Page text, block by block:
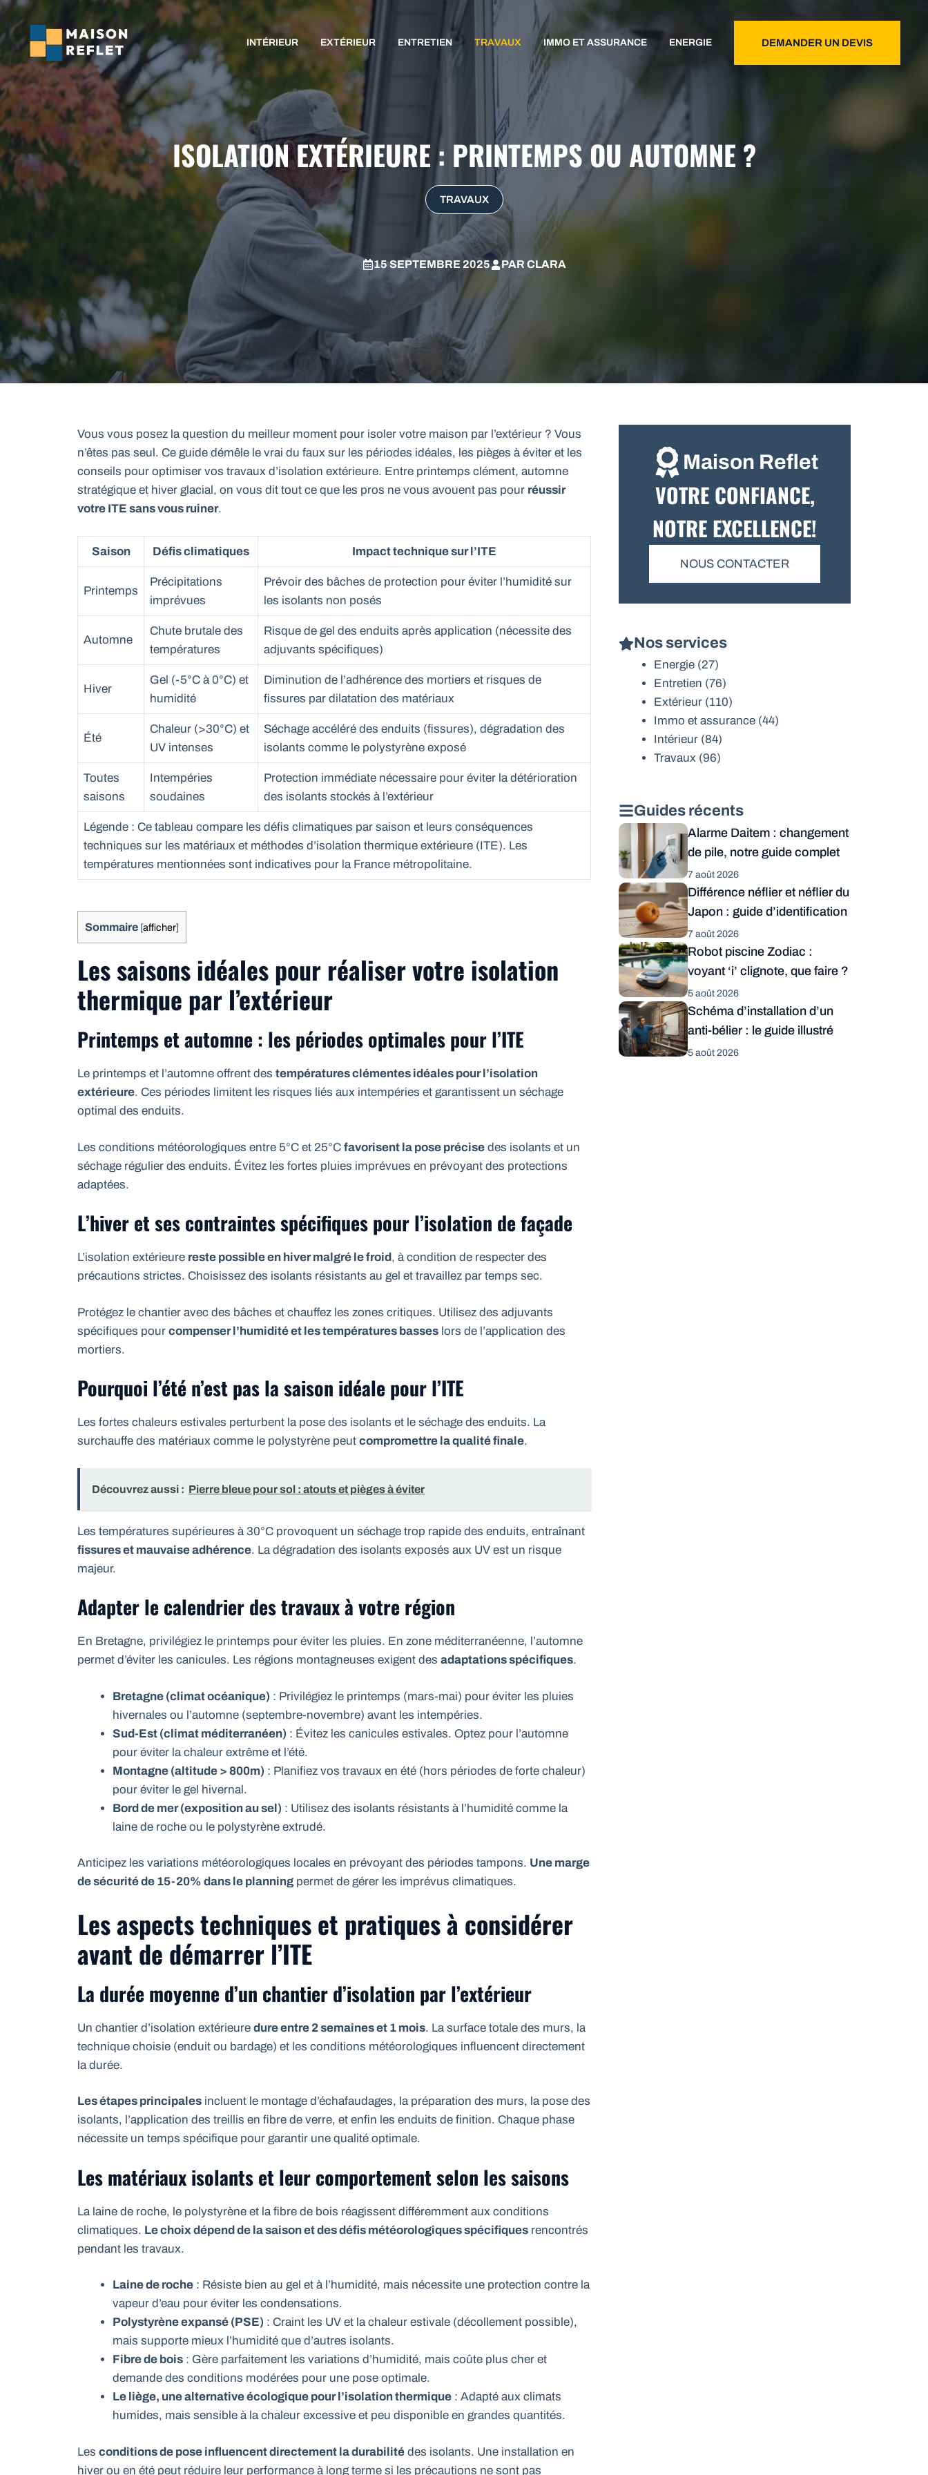
Aller
au
contenu
INTÉRIEUR EXTÉRIEUR ENTRETIEN TRAVAUX IMMO ET ASSURANCE ENERGIE DEMANDER UN DEVIS
ISOLATION EXTÉRIEURE : PRINTEMPS OU AUTOMNE ?
TRAVAUX
15 SEPTEMBRE 2025 PAR CLARA
Vous vous posez la question du meilleur moment pour isoler votre maison par l’extérieur ? Vous
n’êtes pas seul. Ce guide démêle le vrai du faux sur les périodes idéales, les pièges à éviter et les
conseils pour optimiser vos travaux d’isolation extérieure. Entre printemps clément, automne
stratégique et hiver glacial, on vous dit tout ce que les pros ne vous avouent pas pour réussir
votre ITE sans vous ruiner.
Saison Défis climatiques Impact technique sur l’ITE
Printemps
Précipitations
imprévues
Prévoir des bâches de protection pour éviter l’humidité sur
les isolants non posés
Automne
Chute brutale des
températures
Risque de gel des enduits après application (nécessite des
adjuvants spécifiques)
Hiver
Gel (-5°C à 0°C) et
humidité
Diminution de l’adhérence des mortiers et risques de
fissures par dilatation des matériaux
Été
Chaleur (>30°C) et
UV intenses
Séchage accéléré des enduits (fissures), dégradation des
isolants comme le polystyrène exposé
Toutes
saisons
Intempéries
soudaines
Protection immédiate nécessaire pour éviter la détérioration
des isolants stockés à l’extérieur
Légende : Ce tableau compare les défis climatiques par saison et leurs conséquences
techniques sur les matériaux et méthodes d’isolation thermique extérieure (ITE). Les
températures mentionnées sont indicatives pour la France métropolitaine.
Sommaire [afficher]
Les saisons idéales pour réaliser votre isolation
thermique par l’extérieur
Printemps et automne : les périodes optimales pour l’ITE
Le printemps et l’automne offrent des températures clémentes idéales pour l’isolation
extérieure. Ces périodes limitent les risques liés aux intempéries et garantissent un séchage
optimal des enduits.
Les conditions météorologiques entre 5°C et 25°C favorisent la pose précise des isolants et un
séchage régulier des enduits. Évitez les fortes pluies imprévues en prévoyant des protections
adaptées.
L’hiver et ses contraintes spécifiques pour l’isolation de façade
L’isolation extérieure reste possible en hiver malgré le froid, à condition de respecter des
précautions strictes. Choisissez des isolants résistants au gel et travaillez par temps sec.
Protégez le chantier avec des bâches et chauffez les zones critiques. Utilisez des adjuvants
spécifiques pour compenser l’humidité et les températures basses lors de l’application des
mortiers.
Pourquoi l’été n’est pas la saison idéale pour l’ITE
Les fortes chaleurs estivales perturbent la pose des isolants et le séchage des enduits. La
surchauffe des matériaux comme le polystyrène peut compromettre la qualité finale.
Découvrez aussi : Pierre bleue pour sol : atouts et pièges à éviter
Les températures supérieures à 30°C provoquent un séchage trop rapide des enduits, entraînant
fissures et mauvaise adhérence. La dégradation des isolants exposés aux UV est un risque
majeur.
Adapter le calendrier des travaux à votre région
En Bretagne, privilégiez le printemps pour éviter les pluies. En zone méditerranéenne, l’automne
permet d’éviter les canicules. Les régions montagneuses exigent des adaptations spécifiques.
Bretagne (climat océanique) : Privilégiez le printemps (mars-mai) pour éviter les pluies
hivernales ou l’automne (septembre-novembre) avant les intempéries.
Sud-Est (climat méditerranéen) : Évitez les canicules estivales. Optez pour l’automne
pour éviter la chaleur extrême et l’été.
Montagne (altitude > 800m) : Planifiez vos travaux en été (hors périodes de forte chaleur)
pour éviter le gel hivernal.
Bord de mer (exposition au sel) : Utilisez des isolants résistants à l’humidité comme la
laine de roche ou le polystyrène extrudé.
Anticipez les variations météorologiques locales en prévoyant des périodes tampons. Une marge
de sécurité de 15-20% dans le planning permet de gérer les imprévus climatiques.
Les aspects techniques et pratiques à considérer
avant de démarrer l’ITE
La durée moyenne d’un chantier d’isolation par l’extérieur
Un chantier d’isolation extérieure dure entre 2 semaines et 1 mois. La surface totale des murs, la
technique choisie (enduit ou bardage) et les conditions météorologiques influencent directement
la durée.
Les étapes principales incluent le montage d’échafaudages, la préparation des murs, la pose des
isolants, l’application des treillis en fibre de verre, et enfin les enduits de finition. Chaque phase
nécessite un temps spécifique pour garantir une qualité optimale.
Les matériaux isolants et leur comportement selon les saisons
La laine de roche, le polystyrène et la fibre de bois réagissent différemment aux conditions
climatiques. Le choix dépend de la saison et des défis météorologiques spécifiques rencontrés
pendant les travaux.
Laine de roche : Résiste bien au gel et à l’humidité, mais nécessite une protection contre la
vapeur d’eau pour éviter les condensations.
Polystyrène expansé (PSE) : Craint les UV et la chaleur estivale (décollement possible),
mais supporte mieux l’humidité que d’autres isolants.
Fibre de bois : Gère parfaitement les variations d’humidité, mais coûte plus cher et
demande des conditions modérées pour une pose optimale.
Le liège, une alternative écologique pour l’isolation thermique : Adapté aux climats
humides, mais sensible à la chaleur excessive et peu disponible en grandes quantités.
Les conditions de pose influencent directement la durabilité des isolants. Une installation en
hiver ou en été peut réduire leur performance à long terme si les précautions ne sont pas
Maison Reflet
VOTRE CONFIANCE,
NOTRE EXCELLENCE!
NOUS CONTACTER
Nos services
Energie (27)
Entretien (76)
Extérieur (110)
Immo et assurance (44)
Intérieur (84)
Travaux (96)
Guides récents
Alarme Daitem : changement
de pile, notre guide complet
7 août 2026
Différence néflier et néflier du
Japon : guide d’identification
7 août 2026
Robot piscine Zodiac :
voyant ‘i’ clignote, que faire ?
5 août 2026
Schéma d’installation d’un
anti-bélier : le guide illustré
5 août 2026